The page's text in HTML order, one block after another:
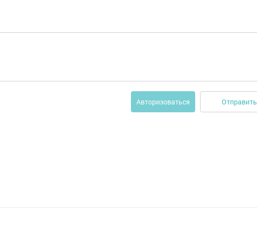
Авторизоваться Отправить